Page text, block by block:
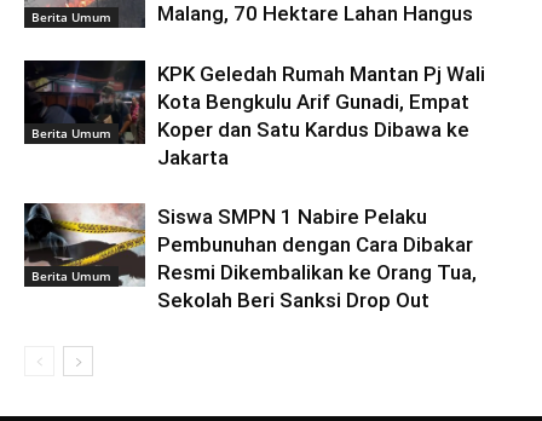
Berita Umum
Malang, 70 Hektare Lahan Hangus
Berita Umum
KPK Geledah Rumah Mantan Pj Wali
Kota Bengkulu Arif Gunadi, Empat
Koper dan Satu Kardus Dibawa ke
Jakarta
Berita Umum
Siswa SMPN 1 Nabire Pelaku
Pembunuhan dengan Cara Dibakar
Resmi Dikembalikan ke Orang Tua,
Sekolah Beri Sanksi Drop Out